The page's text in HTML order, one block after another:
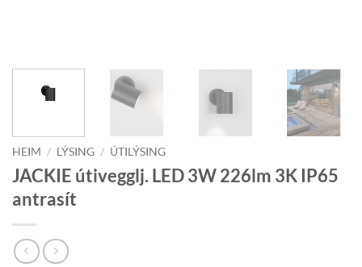
HEIM / LÝSING / ÚTILÝSING
JACKIE útivegglj. LED 3W 226lm 3K IP65
antrasít